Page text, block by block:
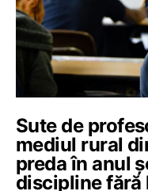
Sute de
mediul rural
preda în anul
discipline fără